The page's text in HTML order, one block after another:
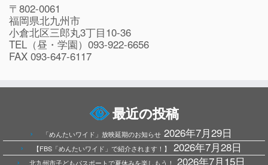
〒802-0061
福岡県北九州市
小倉北区三郎丸3丁目10-36
TEL（昼・学園）093-922-6656
FAX 093-647-6117
最近の投稿
「めんたいワイド」放映延期のお知らせ 2026年7月29日
【FBS「めんたいワイド」で紹介されます！】 2026年7月28日
北九州市子どもパスポートで夏休みを楽しもう！ 2026年7月15日